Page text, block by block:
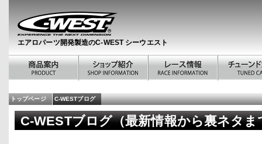
エアロパーツ開発製造のC-WEST シーウエスト
トップページ C-WESTブログ
C-WESTブログ（最新情報から裏ネタま